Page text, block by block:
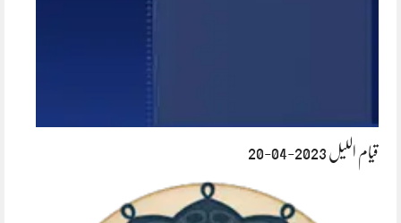
قیام اللیل 2023-04-20